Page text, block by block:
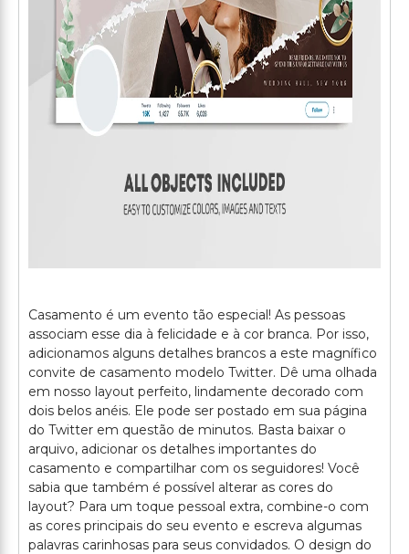
Casamento é um evento tão especial! As pessoas
associam esse dia à felicidade e à cor branca. Por isso,
adicionamos alguns detalhes brancos a este magnífico
convite de casamento modelo Twitter. Dê uma olhada
em nosso layout perfeito, lindamente decorado com
dois belos anéis. Ele pode ser postado em sua página
do Twitter em questão de minutos. Basta baixar o
arquivo, adicionar os detalhes importantes do
casamento e compartilhar com os seguidores! Você
sabia que também é possível alterar as cores do
layout? Para um toque pessoal extra, combine-o com
as cores principais do seu evento e escreva algumas
palavras carinhosas para seus convidados. O design do